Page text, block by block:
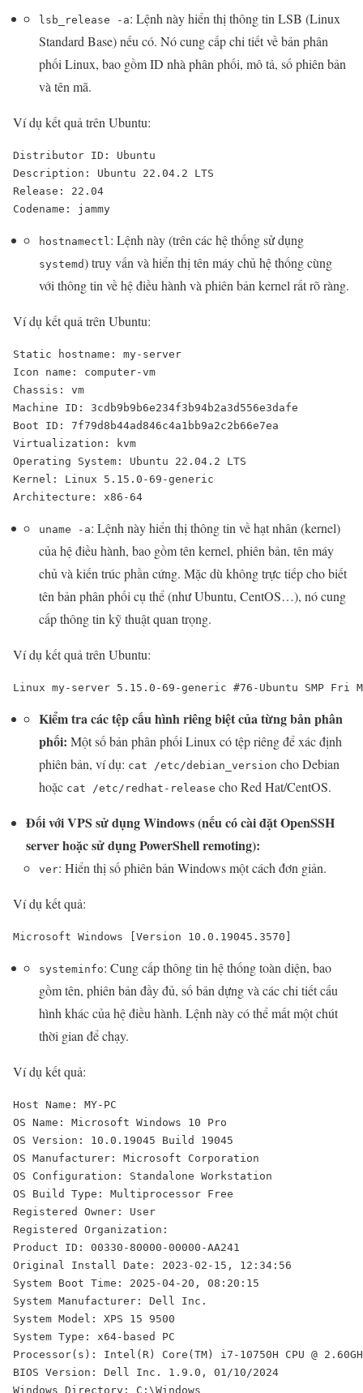
lsb_release -a: Lệnh này hiển thị thông tin LSB (Linux
Standard Base) nếu có. Nó cung cấp chi tiết về bản phân
phối Linux, bao gồm ID nhà phân phối, mô tả, số phiên bản
và tên mã.
Ví dụ kết quả trên Ubuntu:
Distributor ID: Ubuntu
Description: Ubuntu 22.04.2 LTS
Release: 22.04
Codename: jammy
hostnamectl : Lệnh này (trên các hệ thống sử dụng
systemd) truy vấn và hiển thị tên máy chủ hệ thống cùng
với thông tin về hệ điều hành và phiên bản kernel rất rõ ràng.
Ví dụ kết quả trên Ubuntu:
Static hostname: my-server
Icon name: computer-vm
Chassis: vm
Machine ID: 3cdb9b9b6e234f3b94b2a3d556e3dafe
Boot ID: 7f79d8b44ad846c4a1bb9a2c2b66e7ea
Virtualization: kvm
Operating System: Ubuntu 22.04.2 LTS
Kernel: Linux 5.15.0-69-generic
Architecture: x86-64
uname -a: Lệnh này hiển thị thông tin về hạt nhân (kernel)
của hệ điều hành, bao gồm tên kernel, phiên bản, tên máy
chủ và kiến trúc phần cứng. Mặc dù không trực tiếp cho biết
tên bản phân phối cụ thể (như Ubuntu, CentOS…), nó cung
cấp thông tin kỹ thuật quan trọng.
Ví dụ kết quả trên Ubuntu:
Linux my-server 5.15.0-69-generic #76-Ubuntu SMP Fri
Kiểm tra các tệp cấu hình riêng biệt của từng bản phân
phối: Một số bản phân phối Linux có tệp riêng để xác định
phiên bản, ví dụ: cat /etc/debian_version cho Debian
hoặc cat /etc/redhat-release cho Red Hat/CentOS.
Đối với VPS sử dụng Windows (nếu có cài đặt OpenSSH
server hoặc sử dụng PowerShell remoting):
ver: Hiển thị số phiên bản Windows một cách đơn giản.
Ví dụ kết quả:
Microsoft Windows [Version 10.0.19045.3570]
systeminfo: Cung cấp thông tin hệ thống toàn diện, bao
gồm tên, phiên bản đầy đủ, số bản dựng và các chi tiết cấu
hình khác của hệ điều hành. Lệnh này có thể mất một chút
thời gian để chạy.
Ví dụ kết quả:
Host Name: MY-PC
OS Name: Microsoft Windows 10 Pro
OS Version: 10.0.19045 Build 19045
OS Manufacturer: Microsoft Corporation
OS Configuration: Standalone Workstation
OS Build Type: Multiprocessor Free
Registered Owner: User
Registered Organization:
Product ID: 00330-80000-00000-AA241
Original Install Date: 2023-02-15, 12:34:56
System Boot Time: 2025-04-20, 08:20:15
System Manufacturer: Dell Inc.
System Model: XPS 15 9500
System Type: x64-based PC
Processor(s): Intel(R) Core(TM) i7-10750H CPU @
BIOS Version: Dell Inc. 1.9.0, 01/10/2024
Windows Directory: C:\Windows